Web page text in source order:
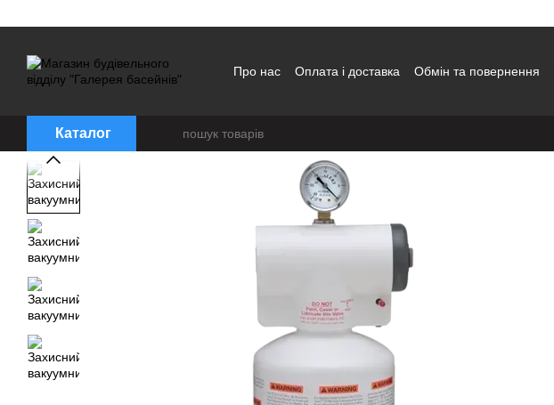
Про нас Оплата і доставка Обмін та повернення
Каталог